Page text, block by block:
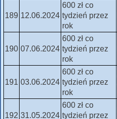
189 12.06.2024
600 zł co
tydzień przez
rok
190 07.06.2024
600 zł co
tydzień przez
rok
191 03.06.2024
600 zł co
tydzień przez
rok
192 31.05.2024
600 zł co
tydzień przez